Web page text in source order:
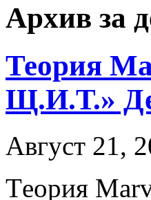
Архив за
Теория
Щ.И.Т.»
Август 21,
Тeoрия